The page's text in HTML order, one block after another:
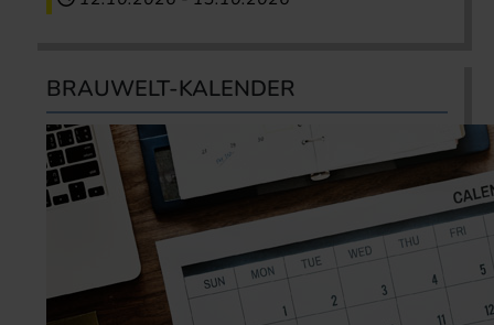
BRAUWELT-KALENDER